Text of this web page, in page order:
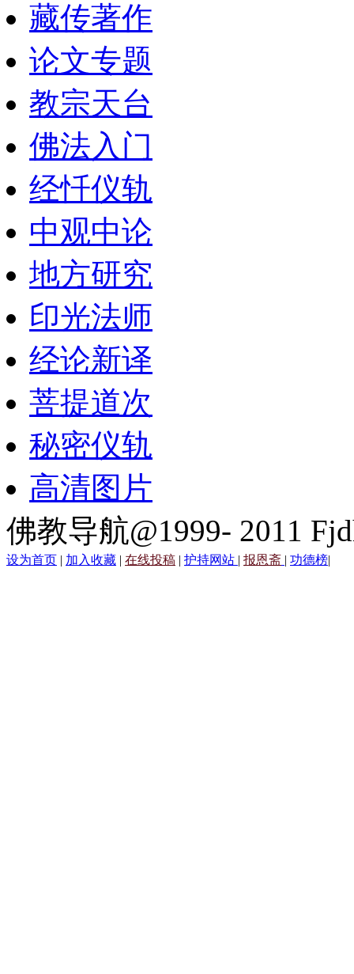
藏传著作
论文专题
教宗天台
佛法入门
经忏仪轨
中观中论
地方研究
印光法师
经论新译
菩提道次
秘密仪轨
高清图片
佛教导航@1999- 2011
设为首页 | 加入收藏 | 在线投稿 | 护持网站 | 报恩斋 | 功德榜|